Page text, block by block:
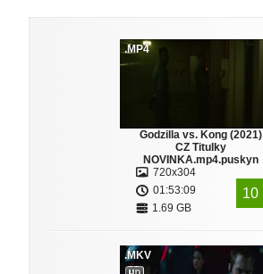
.MP4
Godzilla vs. Kong (2021)
CZ Titulky
NOVINKA.mp4.puskyn
720x304
01:53:09
1.69 GB
10
.MKV